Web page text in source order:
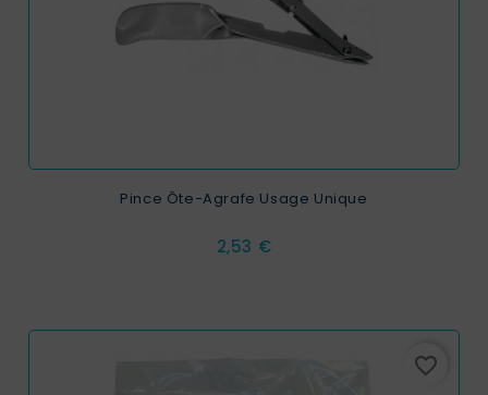
Pince Ôte-Agrafe Usage Unique
Prix
2,53 €
favorite_border